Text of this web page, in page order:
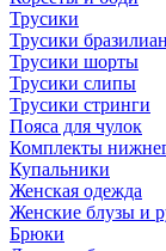
Трусики
Трусики
Трусики шорты
Трусики слипы
Трусики стринги
Пояса для чулок
Комплекты
Купальники
Женская одежда
Женские блузы и
Брюки